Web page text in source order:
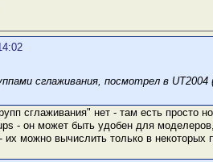
сглаживания, посмотрел в
сглаживания" нет - там есть просто
- он может быть удобен для
- их можно вычислить только в